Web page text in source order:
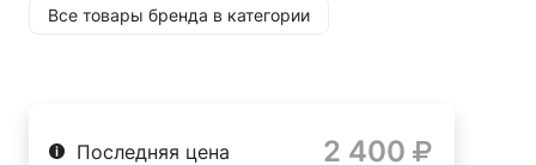
Все товары бренда в категории
Последняя цена 2 400